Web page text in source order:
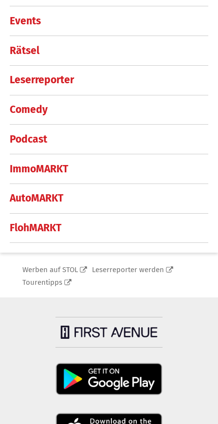
Events
Rätsel
Leserreporter
Comedy
Podcast
ImmoMARKT
AutoMARKT
FlohMARKT
Werben auf STOL
Leserreporter werden
Tourentipps